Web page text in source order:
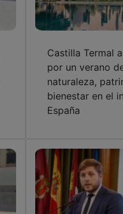
Castilla Termal
por un verano
naturaleza,
bienestar en el
España